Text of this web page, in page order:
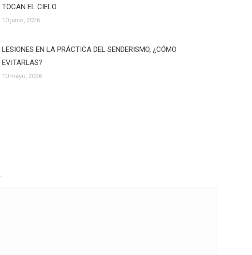
TOCAN EL CIELO
10 junio, 2026
LESIONES EN LA PRÁCTICA DEL SENDERISMO, ¿CÓMO
EVITARLAS?
10 mayo, 2026